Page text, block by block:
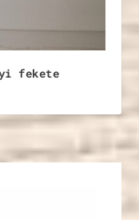
fekete